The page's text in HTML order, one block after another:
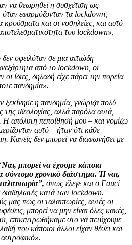
να θεωρηθεί η συσχέτιση ως
εφαρμόζονταν τα lockdown,
κρούσματα και οι νοσηλείες, και αυτό
του lockdown»,
οφειλόταν σε μια αιτιώδη
από το lockdown, οι
ίδιες, δηλαδή είχε πάρει την πορεία
πανδημία».
ξεκίνησε η πανδημία, γνώριζα πολύ
της ιδεολογίας, αλλά παρόλα αυτά,
Η απόλυτη πεποίθησή μου – και νομίζω
αυτό – ήταν ότι κάθε
Κανείς δεν μπορεί να διαφωνήσει με
Ναι, μπορεί να έχουμε κάποια
σύντομο χρονικό διάστημα. Ή ναι,
όπως έλεγε και ο Fauci
διαδηλωτές κατά των lockdown.
μας πως οι ταλαιπωρίες, αυτές οι
μπορεί να μην είναι όλες κακές,
επικεντρωθήκαμε στο να πετύχουμε
που κάποιοι άλλοι είχαν θέσει και